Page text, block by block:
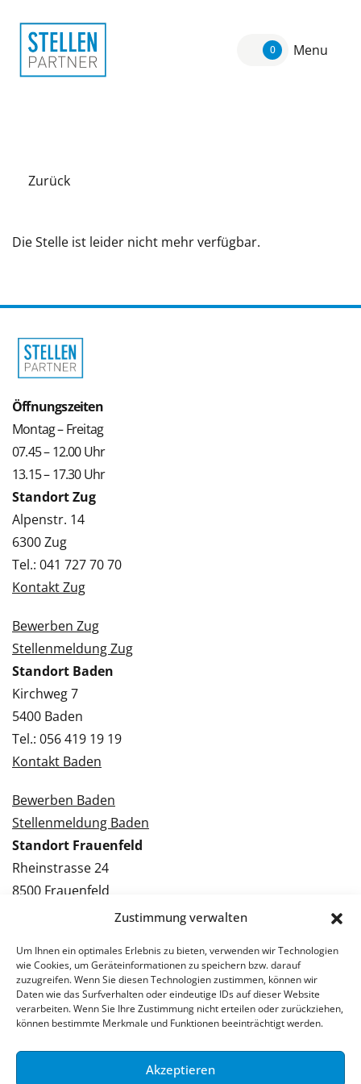
Zustimmung verwalten
Um Ihnen ein optimales Erlebnis zu bieten, verwenden wir Technologien
wie Cookies, um Geräteinformationen zu speichern bzw. darauf
zuzugreifen. Wenn Sie diesen Technologien zustimmen, können wir
Daten wie das Surfverhalten oder eindeutige IDs auf dieser Website
verarbeiten. Wenn Sie Ihre Zustimmung nicht erteilen oder zurückziehen,
können bestimmte Merkmale und Funktionen beeinträchtigt werden.
Akzeptieren
0 Menu
Zurück
Die Stelle ist leider nicht mehr verfügbar.
Öffnungszeiten
Montag – Freitag
07.45 – 12.00 Uhr
13.15 – 17.30 Uhr
Standort Zug
Alpenstr. 14
6300 Zug
Tel.: 041 727 70 70
Kontakt Zug
Bewerben Zug
Stellenmeldung Zug
Standort Baden
Kirchweg 7
5400 Baden
Tel.: 056 419 19 19
Kontakt Baden
Bewerben Baden
Stellenmeldung Baden
Standort Frauenfeld
Rheinstrasse 24
8500 Frauenfeld
Tel.: 052 224 09 09
Bewerben Frauenfeld
Stellenmeldung Frauenfeld
© 2026 Stellenpartner AG